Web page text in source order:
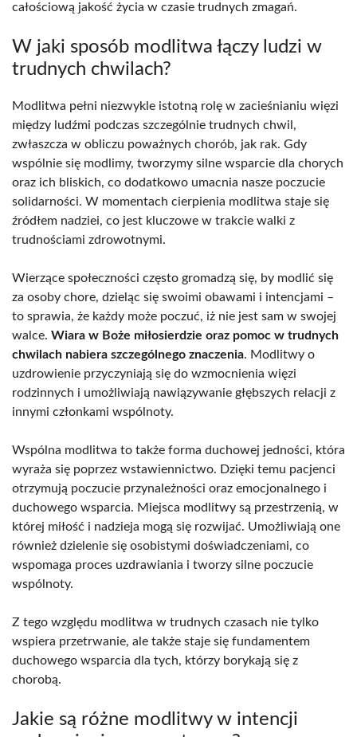
całościową jakość życia w czasie trudnych zmagań.
W jaki sposób modlitwa łączy ludzi w
trudnych chwilach?
Modlitwa pełni niezwykle istotną rolę w zacieśnianiu więzi
między ludźmi podczas szczególnie trudnych chwil,
zwłaszcza w obliczu poważnych chorób, jak rak. Gdy
wspólnie się modlimy, tworzymy silne wsparcie dla chorych
oraz ich bliskich, co dodatkowo umacnia nasze poczucie
solidarności. W momentach cierpienia modlitwa staje się
źródłem nadziei, co jest kluczowe w trakcie walki z
trudnościami zdrowotnymi.
Wierzące społeczności często gromadzą się, by modlić się
za osoby chore, dzieląc się swoimi obawami i intencjami –
to sprawia, że każdy może poczuć, iż nie jest sam w swojej
walce. Wiara w Boże miłosierdzie oraz pomoc w trudnych
chwilach nabiera szczególnego znaczenia. Modlitwy o
uzdrowienie przyczyniają się do wzmocnienia więzi
rodzinnych i umożliwiają nawiązywanie głębszych relacji z
innymi członkami wspólnoty.
Wspólna modlitwa to także forma duchowej jedności, która
wyraża się poprzez wstawiennictwo. Dzięki temu pacjenci
otrzymują poczucie przynależności oraz emocjonalnego i
duchowego wsparcia. Miejsca modlitwy są przestrzenią, w
której miłość i nadzieja mogą się rozwijać. Umożliwiają one
również dzielenie się osobistymi doświadczeniami, co
wspomaga proces uzdrawiania i tworzy silne poczucie
wspólnoty.
Z tego względu modlitwa w trudnych czasach nie tylko
wspiera przetrwanie, ale także staje się fundamentem
duchowego wsparcia dla tych, którzy borykają się z
chorobą.
Jakie są różne modlitwy w intencji